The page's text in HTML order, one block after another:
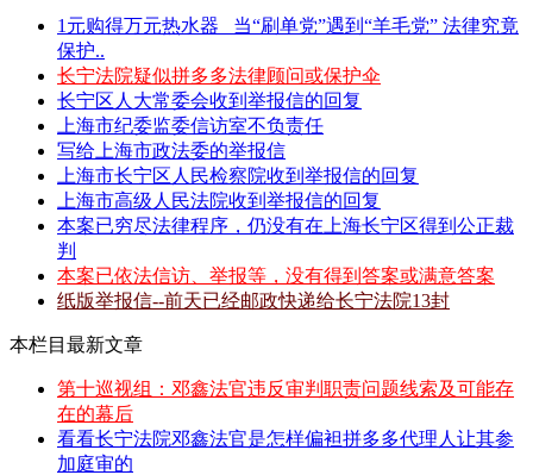
1元购得万元热水器 _当“刷单党”遇到“羊毛党” 法律究竟
保护..
长宁法院疑似拼多多法律顾问或保护伞
长宁区人大常委会收到举报信的回复
上海市纪委监委信访室不负责任
写给上海市政法委的举报信
上海市长宁区人民检察院收到举报信的回复
上海市高级人民法院收到举报信的回复
本案已穷尽法律程序，仍没有在上海长宁区得到公正裁
判
本案已依法信访、举报等，没有得到答案或满意答案
纸版举报信--前天已经邮政快递给长宁法院13封
本栏目最新文章
第十巡视组：邓鑫法官违反审判职责问题线索及可能存
在的幕后
看看长宁法院邓鑫法官是怎样偏袒拼多多代理人让其参
加庭审的